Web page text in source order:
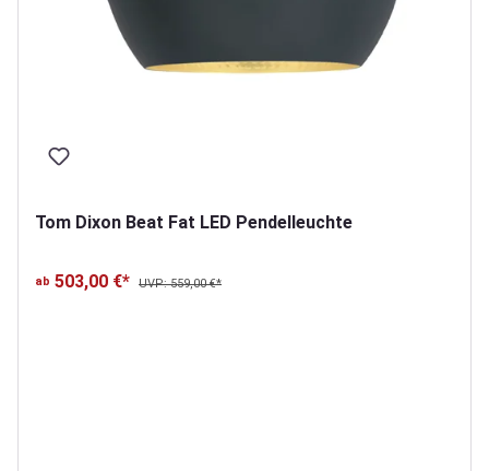
Tom Dixon Beat Fat LED Pendelleuchte
ab 503,00 €* UVP: 559,00 €*